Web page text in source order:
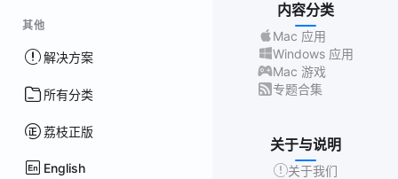
其他
解决方案
所有分类
荔枝正版
English
内容分类
Mac 应用
Windows 应用
Mac 游戏
专题合集
关于与说明
关于我们